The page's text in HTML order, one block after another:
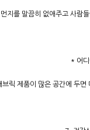
지를 말끔히 없애주고 사람
* 어디
브릭 제품이 많은 공간에 두면